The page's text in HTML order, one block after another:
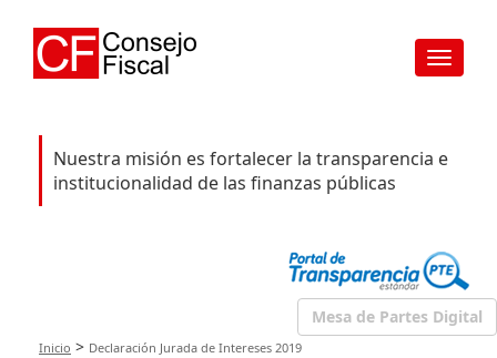
Toggle
Nuestra misión es fortalecer la transparencia e
institucionalidad de las finanzas públicas
Mesa de Partes Digital
Inicio > Declaración Jurada de Intereses 2019